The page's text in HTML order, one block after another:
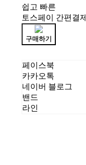
쉽고 빠른
토스페이 간편결제
구매하기
페이스북
카카오톡
네이버 블로그
밴드
라인